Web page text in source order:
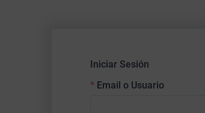
Iniciar Sesión
Email o Usuario